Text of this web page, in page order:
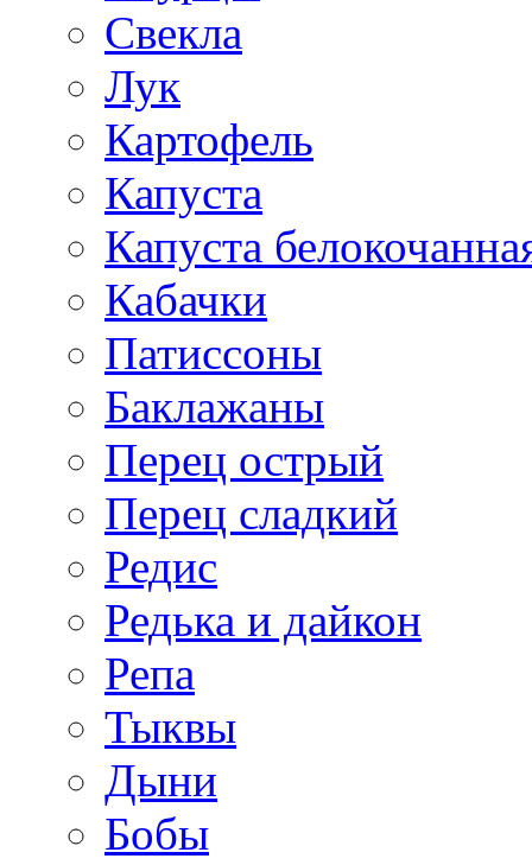
Свекла
Лук
Картофель
Капуста
Капуста
Кабачки
Патиссоны
Баклажаны
Перец острый
Перец сладкий
Редис
Редька и дайкон
Репа
Тыквы
Дыни
Бобы